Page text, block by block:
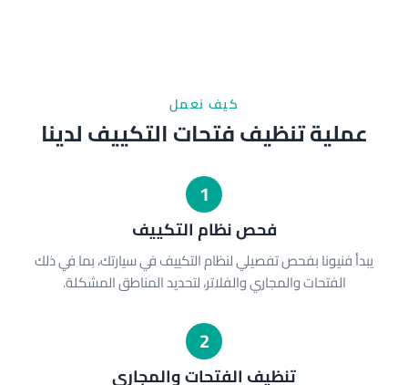
كيف نعمل
عملية تنظيف فتحات التكييف لدينا
1
فحص نظام التكييف
يبدأ فنيونا بفحص تفصيلي لنظام التكييف في سيارتك، بما في ذلك
الفتحات والمجاري والفلاتر، لتحديد المناطق المشكلة.
2
تنظيف الفتحات والمجاري